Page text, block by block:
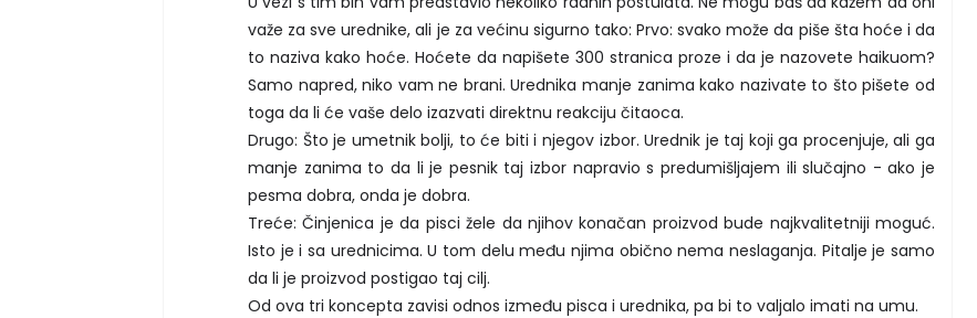
važe za sve urednike, ali je za većinu sigurno tako: Prvo: svako može da piše šta hoće i da
to naziva kako hoće. Hoćete da napišete 300 stranica proze i da je nazovete haikuom?
Samo napred, niko vam ne brani. Urednika manje zanima kako nazivate to što pišete od
toga da li će vaše delo izazvati direktnu reakciju čitaoca.
Drugo: Što je umetnik bolji, to će biti i njegov izbor. Urednik je taj koji ga procenjuje, ali ga
manje zanima to da li je pesnik taj izbor napravio s predumišljajem ili slučajno - ako je
pesma dobra, onda je dobra.
Treće: Činjenica je da pisci žele da njihov konačan proizvod bude najkvalitetniji moguć.
Isto je i sa urednicima. U tom delu među njima obično nema neslaganja. Pitalje je samo
da li je proizvod postigao taj cilj.
Od ova tri koncepta zavisi odnos između pisca i urednika, pa bi to valjalo imati na umu.